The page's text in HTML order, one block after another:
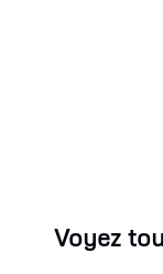
Voyez